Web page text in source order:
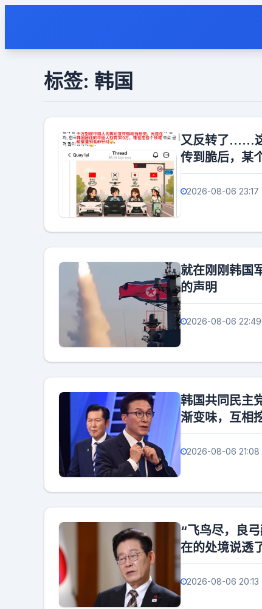
标签: 韩国
又反转了……这
传到脆后，某
2026-08-06 23:17
就在刚刚​韩国
的声明
2026-08-06 22:49
韩国共同民主
渐变味，互相
2026-08-06 21:08
“飞鸟尽，良
在的处境说透
2026-08-06 20:13